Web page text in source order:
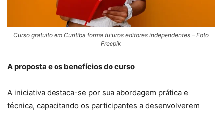
Curso gratuito em Curitiba forma futuros editores independentes – Foto
Freepik
A proposta e os benefícios do curso
A iniciativa destaca-se por sua abordagem prática e
técnica, capacitando os participantes a desenvolverem